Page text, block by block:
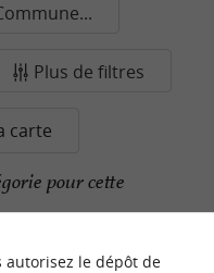
Plus de filtres
carte
pour cette
autorisez le dépôt de